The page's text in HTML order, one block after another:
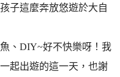
子這麼奔放悠遊於大自
、DIY~好不快樂呀！我
起出遊的這一天，也謝